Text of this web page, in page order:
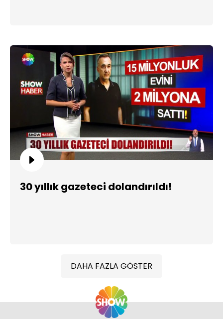
30 yıllık gazeteci dolandırıldı!
DAHA FAZLA GÖSTER